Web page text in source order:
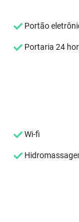
Portão
Portaria 24
Wi-fi